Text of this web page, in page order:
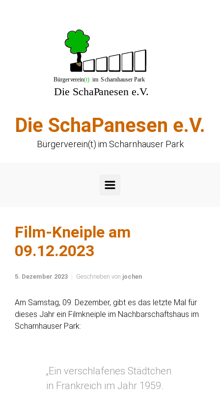
Die SchaPanesen e.V.
Bürgerverein(t) im Scharnhauser Park
Film-Kneiple am
09.12.2023
5. Dezember 2023 Geschrieben von jochen
Am Samstag, 09. Dezember, gibt es das letzte Mal für
dieses Jahr ein Filmkneiple im Nachbarschaftshaus im
Scharnhauser Park:
„Ein verschlafenes Städtchen
in Frankreich im Jahr 1959.